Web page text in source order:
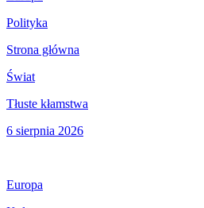
Polityka
Strona główna
Świat
Tłuste kłamstwa
6 sierpnia 2026
Europa